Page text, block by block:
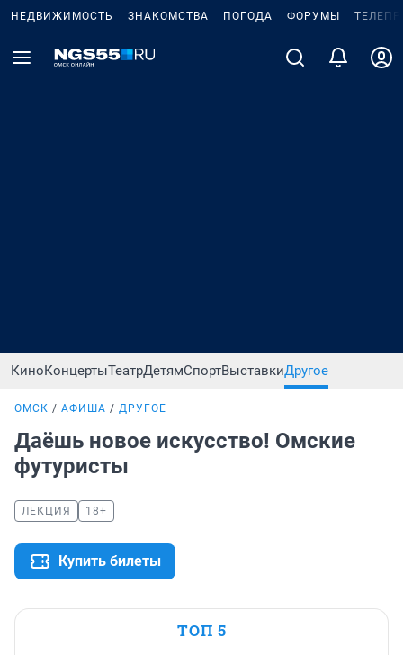
НЕДВИЖИМОСТЬ ЗНАКОМСТВА ПОГОДА ФОРУМЫ
КиноКонцертыТеатрДетямСпортВыставкиДругое
ОМСК АФИША ДРУГОЕ
Даёшь новое искусство! Омские
футуристы
ЛЕКЦИЯ 18+
Купить билеты
ТОП 5